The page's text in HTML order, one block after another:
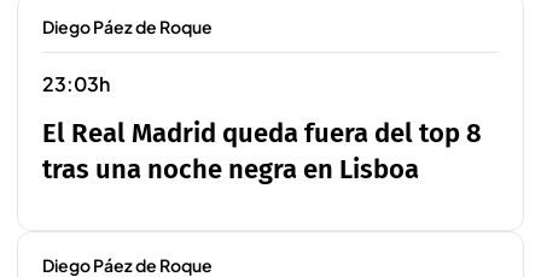
Diego Páez de Roque
23:03h
El Real Madrid queda fuera del top 8
tras una noche negra en Lisboa
Diego Páez de Roque